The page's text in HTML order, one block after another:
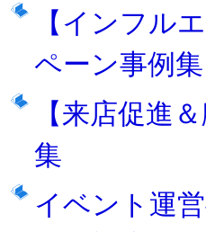
【インフル
ペーン事例集
【来店促進
集
イベント運